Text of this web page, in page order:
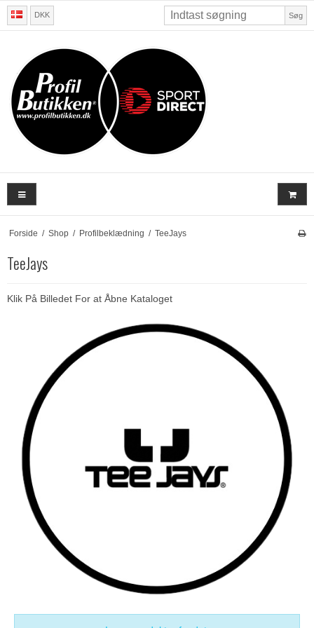
DKK Søg
Forside / Shop / Profilbeklædning / TeeJays
TeeJays
Klik På Billedet For at Åbne Kataloget